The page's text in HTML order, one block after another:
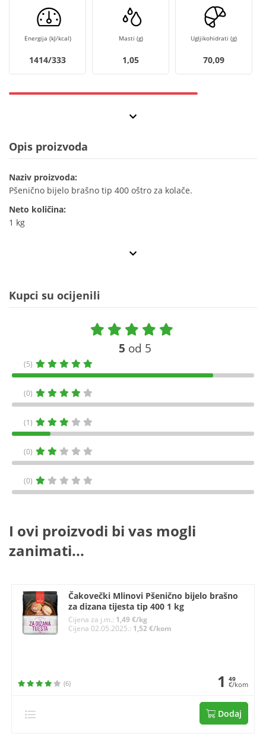
Energija (kJ/kcal)
1414/333
Masti (g)
1,05
Ugljikohidrati (g)
70,09
Opis proizvoda
Naziv proizvoda:
Pšenično bijelo brašno tip 400 oštro za kolače.
Neto količina:
1 kg
Kupci su ocijenili
5 od 5
(5)
(0)
(1)
(0)
(0)
I ovi proizvodi bi vas mogli
zanimati...
Čakovečki Mlinovi Pšenično bijelo brašno
za dizana tijesta tip 400 1 kg
Cijena za j.m.: 1,49 €/kg
Cijena 02.05.2025.: 1,52 €/kom
(6) 1 49
€/kom
Dodaj